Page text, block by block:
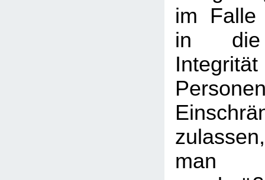
im Falle
in die
man